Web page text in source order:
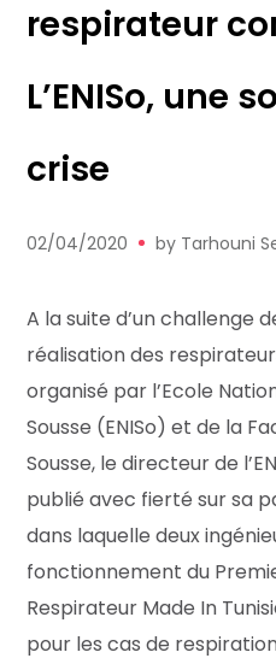
respirateur
L’ENISo, une
crise
02/04/2020 by Tarhouni
A la suite d’un challenge
réalisation des
organisé par l’Ecole
Sousse (ENISo) et de la
Sousse, le directeur de
publié avec fierté sur sa
dans laquelle deux
fonctionnement du
Respirateur Made In
pour les cas de